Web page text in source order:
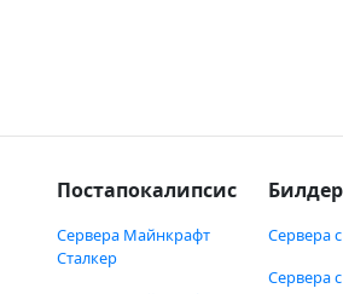
Постапокалипсис
Сервера Майнкрафт
Сталкер
Сервера
Сервера